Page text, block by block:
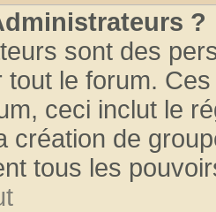
?
sont des
tout le forum.
ceci inclut le
création de
tous les